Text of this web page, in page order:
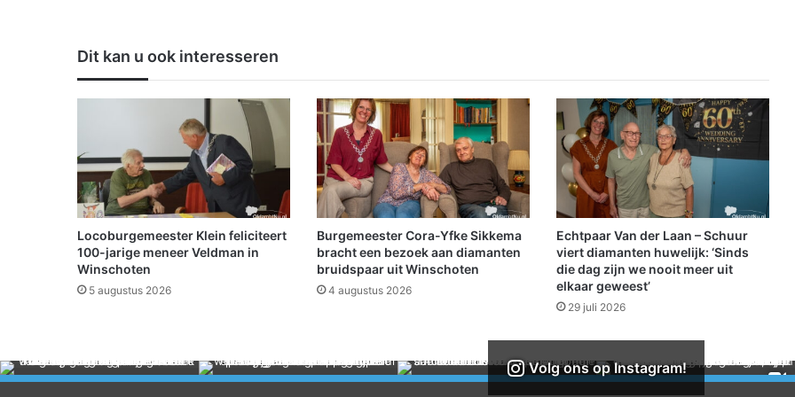
s
t
a
e
g
e
d
o
p
b
k
e
l
o
p
d
e
A
7
Dit kan u ook interesseren
Locoburgemeester Klein feliciteert
100-jarige meneer Veldman in
Winschoten
5 augustus 2026
Burgemeester Cora-Yfke Sikkema
bracht een bezoek aan diamanten
bruidspaar uit Winschoten
4 augustus 2026
Echtpaar Van der Laan – Schuur
viert diamanten huwelijk: ‘Sinds
die dag zijn we nooit meer uit
elkaar geweest’
29 juli 2026
Volg ons op Instagram!